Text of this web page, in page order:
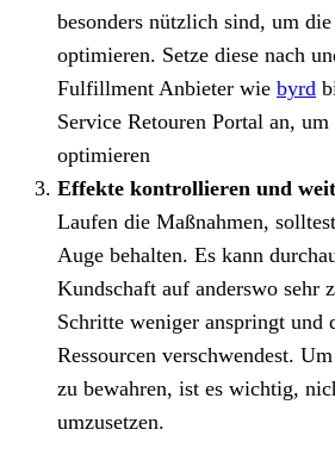
besonders nützlich sind, um
optimieren. Setze diese nach
Fulfillment Anbieter wie byrd
Service Retouren Portal an, um
optimieren
Effekte kontrollieren und
Laufen die Maßnahmen,
Auge behalten. Es kann
Kundschaft auf anderswo sehr
Schritte weniger anspringt und
Ressourcen verschwendest.
zu bewahren, ist es wichtig,
umzusetzen.